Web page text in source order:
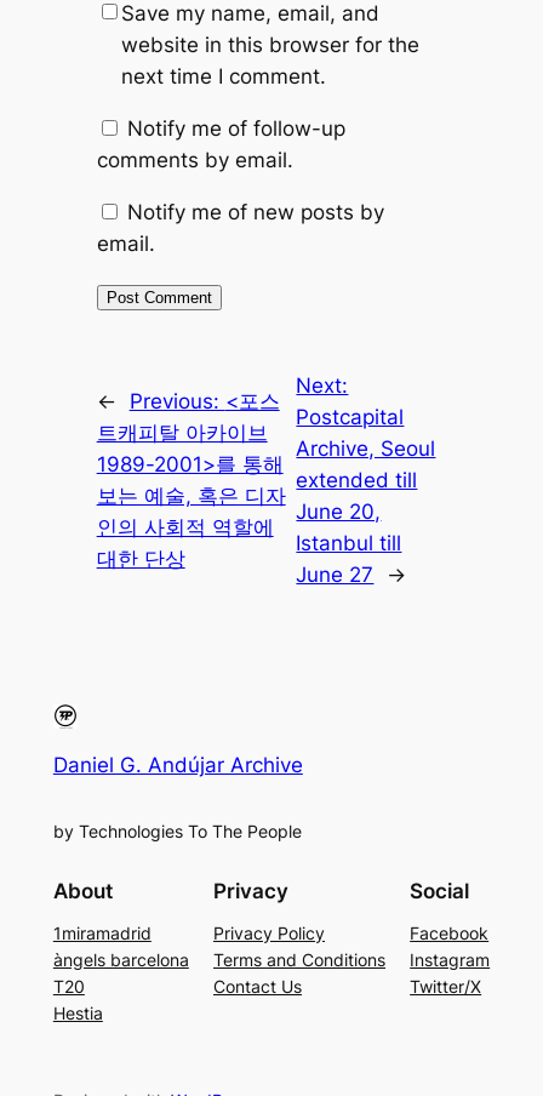
Save my name, email, and
website in this browser for the
next time I comment.
Notify me of follow-up
comments by email.
Notify me of new posts by
email.
← Previous: <포스
트캐피탈 아카이브
1989-2001>를 통해
보는 예술, 혹은 디자
인의 사회적 역할에
대한 단상
Next:
Postcapital
Archive, Seoul
extended till
June 20,
Istanbul till
June 27
→
Daniel G. Andújar Archive
by Technologies To The People
About
1miramadrid
àngels barcelona
T20
Hestia
Privacy
Privacy Policy
Terms and Conditions
Contact Us
Social
Facebook
Instagram
Twitter/X